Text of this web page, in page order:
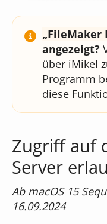
FileMaker
angezeigt?
über iMikel
Programm
diese
Zugriff auf
Server
Ab macOS 15
16.09.2024